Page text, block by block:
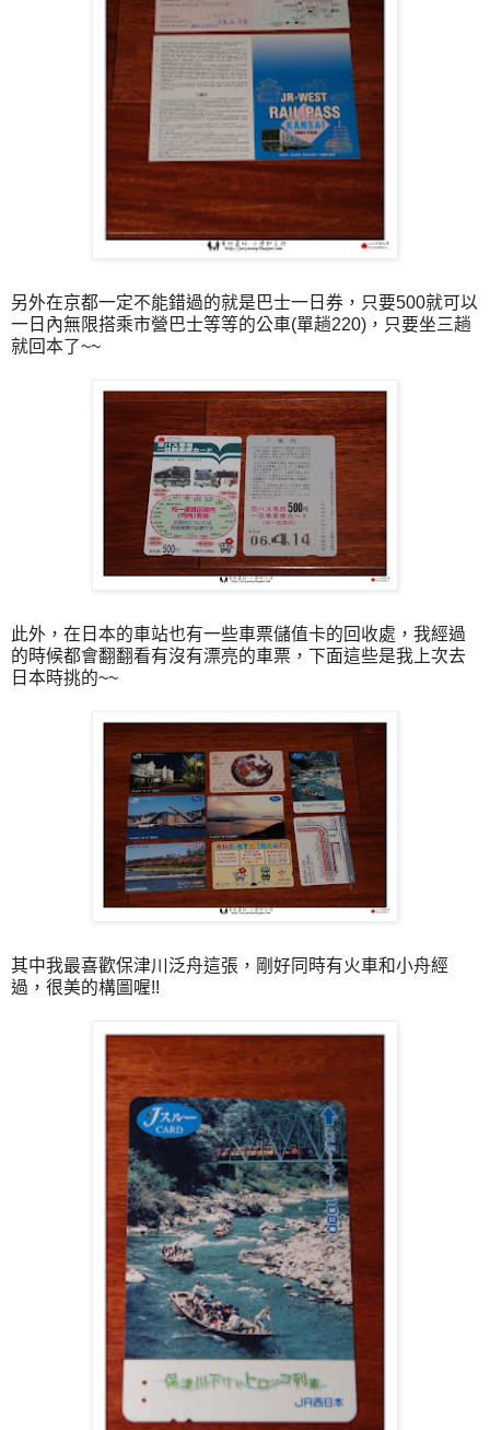
另外在京都一定不能錯過的就是巴士一日券，只要500就可以
一日內無限搭乘市營巴士等等的公車(單趟220)，只要坐三趟
就回本了~~
此外，在日本的車站也有一些車票儲值卡的回收處，我經過
的時候都會翻翻看有沒有漂亮的車票，下面這些是我上次去
日本時挑的~~
其中我最喜歡保津川泛舟這張，剛好同時有火車和小舟經
過，很美的構圖喔!!